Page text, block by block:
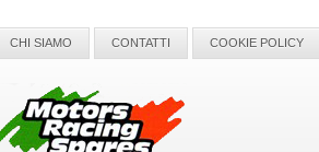
CHI SIAMO CONTATTI COOKIE POLICY